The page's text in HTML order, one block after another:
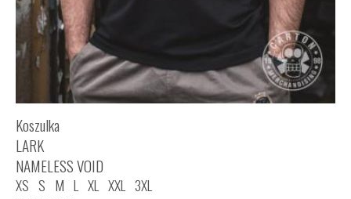
Koszulka
LARK
NAMELESS VOID
XS S M L XL XXL 3XL